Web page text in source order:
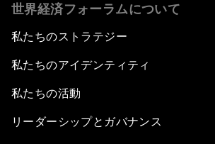
世界経済フォーラムについて
私たちのストラテジー
私たちのアイデンティティ
私たちの活動
リーダーシップとガバナンス